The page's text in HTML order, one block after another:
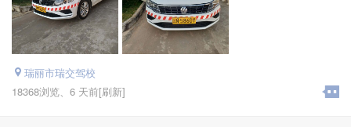
瑞丽市瑞交驾校
18368浏览、 6 天前[刷新]